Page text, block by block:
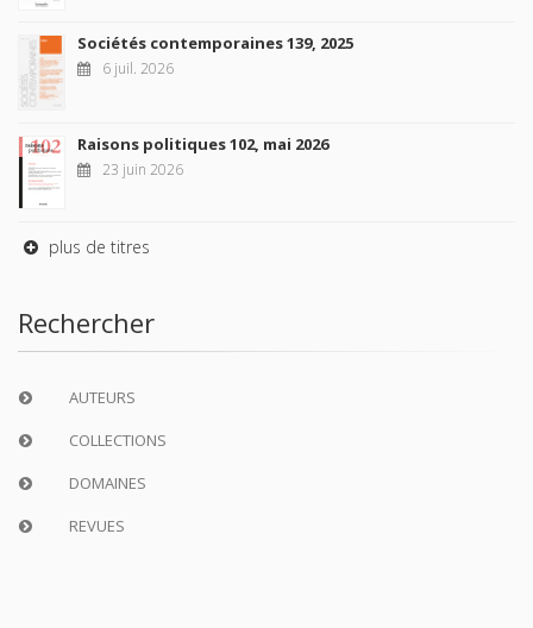
Sociétés contemporaines 139, 2025
6 juil. 2026
Raisons politiques 102, mai 2026
23 juin 2026
plus de titres
Rechercher
AUTEURS
COLLECTIONS
DOMAINES
REVUES